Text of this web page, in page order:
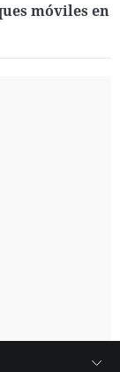
móviles en